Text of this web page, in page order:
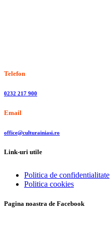
Telefon
0232 217 900
Email
office@culturainiasi.ro
Link-uri utile
Politica de confidentialitate
Politica cookies
Pagina noastra de Facebook